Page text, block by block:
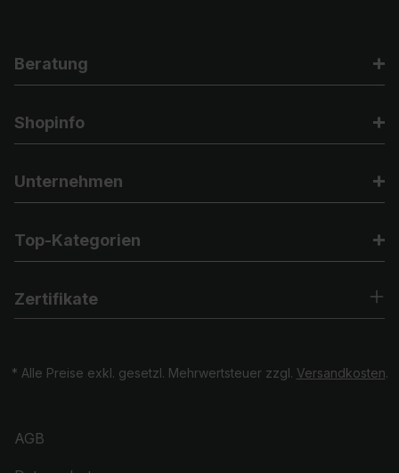
Beratung
Shopinfo
Unternehmen
Top-Kategorien
Zertifikate
* Alle Preise exkl. gesetzl. Mehrwertsteuer zzgl. Versandkosten.
AGB